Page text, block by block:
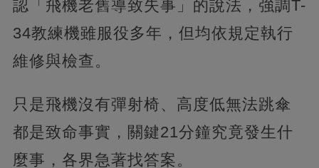
認「飛機老舊導致失事」的說法，強調T-
34教練機雖服役多年，但均依規定執行
維修與檢查。
只是飛機沒有彈射椅、高度低無法跳傘
都是致命事實，關鍵21分鐘究竟發生什
麼事，各界急著找答案。